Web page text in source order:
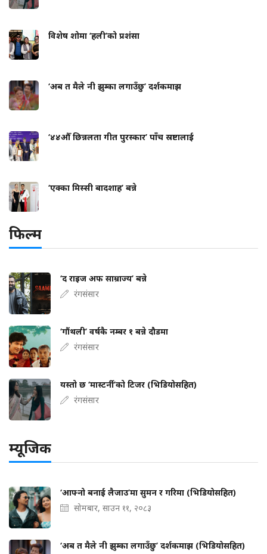
विशेष शोमा ‘हली’को प्रशंसा
‘अब त मैले नी झुम्का लगाउँछु’ दर्शकमाझ
‘४४औँ छिन्नलता गीत पुरस्कार’ पाँच स्रष्टालाई
‘एक्का मिस्सी बादशाह’ बन्ने
फिल्म
‘द राइज अफ साम्राज्य’ बन्ने
रंगसंसार
‘गौंथली’ वर्षकै नम्बर १ बन्ने दौडमा
रंगसंसार
यस्तो छ ‘मास्टर्नी’को टिजर (भिडियोसहित)
रंगसंसार
म्यूजिक
‘आफ्नो बनाई लैजाउ’मा सुमन र गरिमा (भिडियोसहित)
सोमबार, साउन ११, २०८३
‘अब त मैले नी झुम्का लगाउँछु’ दर्शकमाझ (भिडियोसहित)